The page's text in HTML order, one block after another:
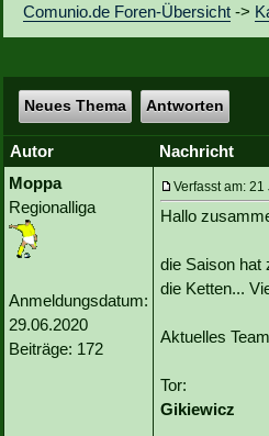
Vereinsfragen
Comunio.de Foren-Übersicht ->
Neues Thema Antworten
Autor
Nachricht
Moppa
Regionalliga
Anmeldungsdatum:
29.06.2020
Beiträge: 172
Verfasst am:
Hallo
die Saison hat
die Ketten...
Aktuelles
Tor:
Gikiewicz